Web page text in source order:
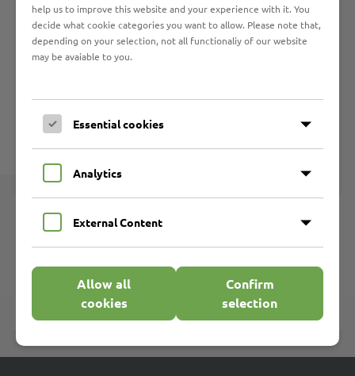
Frühförderung und Therapie
Aus der Praxis
help us to improve this website and your experience with it. You
decide what cookie categories you want to allow. Please note that,
depending on your selection, not all functionaliy of our website
may be avaiable to you.
Essential cookies
Analytics
External Content
Allow all
cookies
Confirm
selection